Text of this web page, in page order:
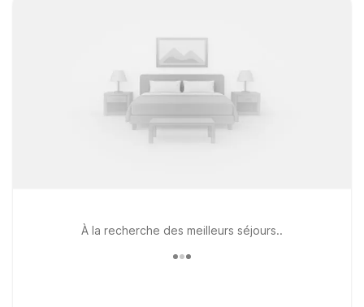
À la recherche des meilleurs séjours..